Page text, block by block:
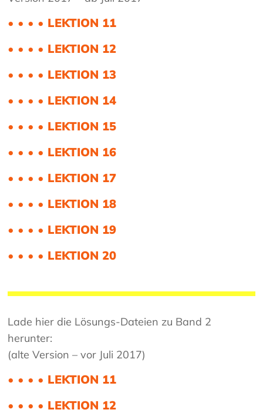
• • • • LEKTION 11
• • • • LEKTION 12
• • • • LEKTION 13
• • • • LEKTION 14
• • • • LEKTION 15
• • • • LEKTION 16
• • • • LEKTION 17
• • • • LEKTION 18
• • • • LEKTION 19
• • • • LEKTION 20
Lade hier die Lösungs-Dateien zu Band 2
herunter:
(alte Version – vor Juli 2017)
• • • • LEKTION 11
• • • • LEKTION 12